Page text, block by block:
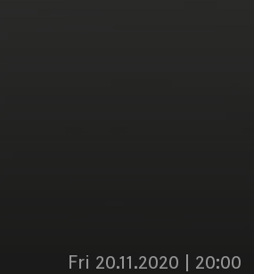
Fri 20.11.2020 | 20:00